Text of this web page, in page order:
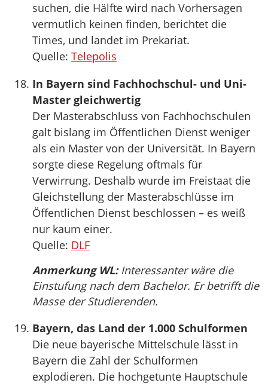
suchen, die Hälfte wird nach Vorhersagen
vermutlich keinen finden, berichtet die
Times, und landet im Prekariat.
Quelle: Telepolis
In Bayern sind Fachhochschul- und Uni-
Master gleichwertig
Der Masterabschluss von Fachhochschulen
galt bislang im Öffentlichen Dienst weniger
als ein Master von der Universität. In Bayern
sorgte diese Regelung oftmals für
Verwirrung. Deshalb wurde im Freistaat die
Gleichstellung der Masterabschlüsse im
Öffentlichen Dienst beschlossen – es weiß
nur kaum einer.
Quelle: DLF
Anmerkung WL:Interessanter wäre die
Einstufung nach dem Bachelor. Er betrifft die
Masse der Studierenden.
Bayern, das Land der 1.000 Schulformen
Die neue bayerische Mittelschule lässt in
Bayern die Zahl der Schulformen
explodieren. Die hochgetunte Hauptschule